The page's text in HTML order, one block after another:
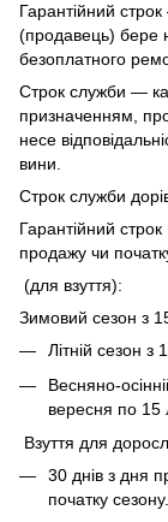
Гарантійний
(продавець) бере
безоплатного
Строк служби —
призначенням,
несе
вини.
Строк служби
Гарантійний
продажу чи
(для взуття):
Зимовий сезон з
Літній сезон
Весняно-
вересня по 15
Взуття для
30 днів з дня
початку сезону.